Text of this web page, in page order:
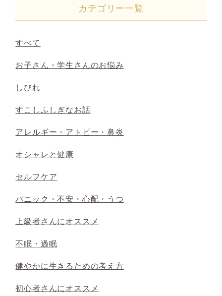
カテゴリー一覧
すべて
お子さん・学生さんのお悩み
しびれ
すこしふしぎなお話
アレルギー・アトピー・鼻炎
オシャレと健康
セルフケア
パニック・不安・心配・うつ
上級者さんにオススメ
不眠・過眠
健やかに生きるための考え方
初心者さんにオススメ